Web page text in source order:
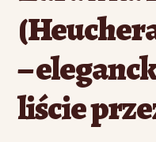
–
liście